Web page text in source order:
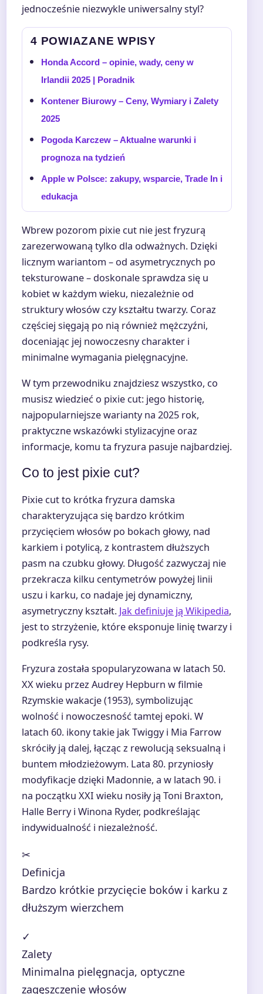
jednocześnie niezwykle uniwersalny styl?
4 POWIAZANE WPISY
Honda Accord – opinie, wady, ceny w
Irlandii 2025 | Poradnik
Kontener Biurowy – Ceny, Wymiary i Zalety
2025
Pogoda Karczew – Aktualne warunki i
prognoza na tydzień
Apple w Polsce: zakupy, wsparcie, Trade In i
edukacja
Wbrew pozorom pixie cut nie jest fryzurą
zarezerwowaną tylko dla odważnych. Dzięki
licznym wariantom – od asymetrycznych po
teksturowane – doskonale sprawdza się u
kobiet w każdym wieku, niezależnie od
struktury włosów czy kształtu twarzy. Coraz
częściej sięgają po nią również mężczyźni,
doceniając jej nowoczesny charakter i
minimalne wymagania pielęgnacyjne.
W tym przewodniku znajdziesz wszystko, co
musisz wiedzieć o pixie cut: jego historię,
najpopularniejsze warianty na 2025 rok,
praktyczne wskazówki stylizacyjne oraz
informacje, komu ta fryzura pasuje najbardziej.
Co to jest pixie cut?
Pixie cut to krótka fryzura damska
charakteryzująca się bardzo krótkim
przycięciem włosów po bokach głowy, nad
karkiem i potylicą, z kontrastem dłuższych
pasm na czubku głowy. Długość zazwyczaj nie
przekracza kilku centymetrów powyżej linii
uszu i karku, co nadaje jej dynamiczny,
asymetryczny kształt. Jak definiuje ją Wikipedia,
jest to strzyżenie, które eksponuje linię twarzy i
podkreśla rysy.
Fryzura została spopularyzowana w latach 50.
XX wieku przez Audrey Hepburn w filmie
Rzymskie wakacje (1953), symbolizując
wolność i nowoczesność tamtej epoki. W
latach 60. ikony takie jak Twiggy i Mia Farrow
skróciły ją dalej, łącząc z rewolucją seksualną i
buntem młodzieżowym. Lata 80. przyniosły
modyfikacje dzięki Madonnie, a w latach 90. i
na początku XXI wieku nosiły ją Toni Braxton,
Halle Berry i Winona Ryder, podkreślając
indywidualność i niezależność.
✂
Definicja
Bardzo krótkie przycięcie boków i karku z
dłuższym wierzchem
✓
Zalety
Minimalna pielęgnacja, optyczne
zagęszczenie włosów